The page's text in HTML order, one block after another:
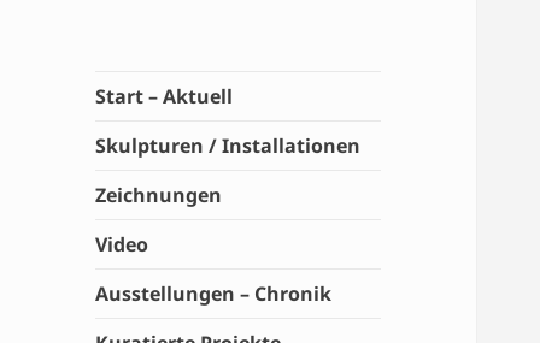
Start – Aktuell
Skulpturen / Installationen
Zeichnungen
Video
Ausstellungen – Chronik